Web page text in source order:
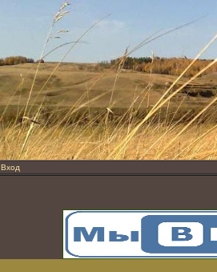
Вход